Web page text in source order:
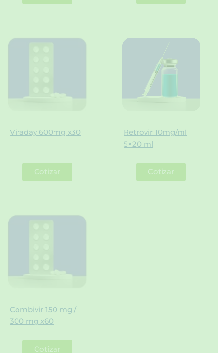
Viraday 600mg x30
Cotizar
Retrovir 10mg/ml
5×20 ml
Cotizar
Combivir 150 mg /
300 mg x60
Cotizar